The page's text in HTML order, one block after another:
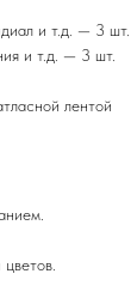
и т.д. — 3 шт.
и т.д. — 3 шт.
лентой